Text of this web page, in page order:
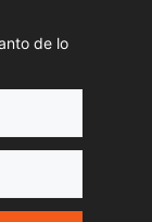
de lo